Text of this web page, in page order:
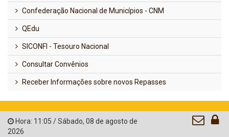
Confederação Nacional de Municípios - CNM
QEdu
SICONFI - Tesouro Nacional
Consultar Convênios
Receber Informações sobre novos Repasses
Hora: 11:05 /Sábado, 08 de agosto de
2026